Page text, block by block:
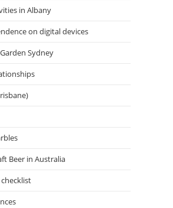
in Albany
on digital devices
Sydney
Beer in Australia